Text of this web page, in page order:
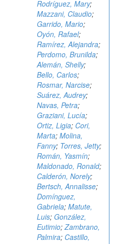
Rodríguez, Mary;
Mazzani, Claudio;
Garrido, Mario;
Oyón, Rafael;
Ramírez, Alejandra;
Perdomo, Brunilda;
Alemán, Shelly;
Bello, Carlos;
Rosmar, Narcise;
Suárez, Audrey;
Navas, Petra;
Graziani, Lucía;
Ortiz, Ligia; Cori,
Marta; Molina,
Fanny; Torres, Jetty;
Román, Yasmín;
Maldonado, Ronald;
Calderón, Norely;
Bertsch, Annalisse;
Domínguez,
Gabriela; Matute,
Luis; González,
Eutimio;Zambrano,
Palmira; Castillo,